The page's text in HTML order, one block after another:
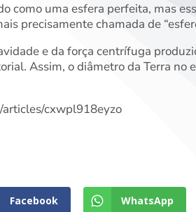
como uma esfera perfeita, mas
precisamente chamada de
e da força centrífuga
Assim, o diâmetro da Terra no
cxwpl918eyzo
Facebook WhatsApp